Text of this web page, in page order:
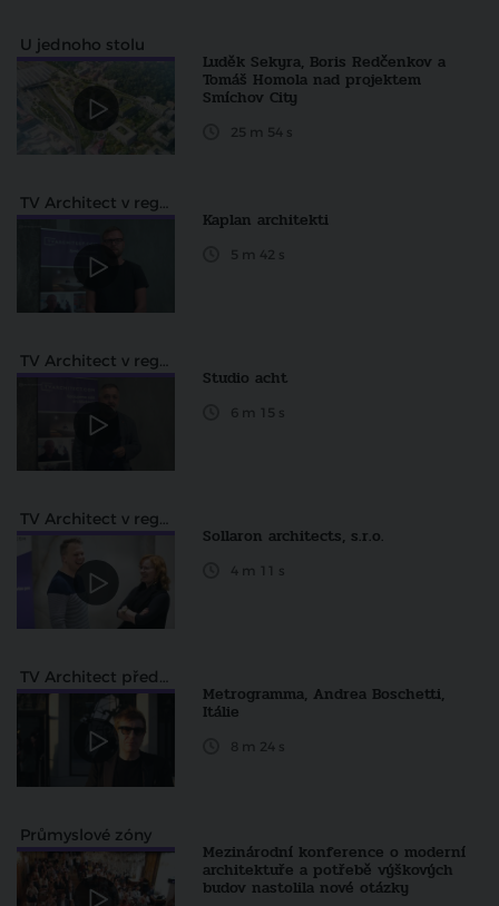
U jednoho stolu
Luděk Sekyra, Boris Redčenkov a
Tomáš Homola nad projektem
Smíchov City
25 m 54 s
TV Architect v regionech
Kaplan architekti
5 m 42 s
TV Architect v regionech
Studio acht
6 m 15 s
TV Architect v regionech
Sollaron architects, s.r.o.
4 m 11 s
TV Architect představuje
Metrogramma, Andrea Boschetti,
Itálie
8 m 24 s
Průmyslové zóny
Mezinárodní konference o moderní
architektuře a potřebě výškových
budov nastolila nové otázky